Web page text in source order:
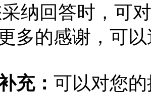
纳回答时，可
多的感谢，可
充： 可以对您